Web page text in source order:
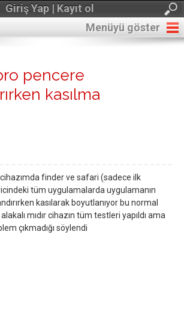
Giriş Yap | Kayıt ol
Menüyü göster
pencere
kasılma
finder ve safari (sadece ilk
tüm uygulamalarda uygulamanın
kasılarak boyutlanıyor bu normal
mıdır cihazın tüm testleri yapıldı ama
çıkmadığı söylendi